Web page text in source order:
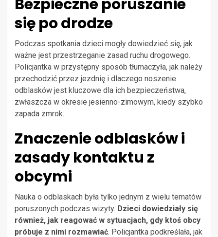
Bezpieczne poruszanie
się po drodze
Podczas spotkania dzieci mogły dowiedzieć się, jak
ważne jest przestrzeganie zasad ruchu drogowego.
Policjantka w przystępny sposób tłumaczyła, jak należy
przechodzić przez jezdnię i dlaczego noszenie
odblasków jest kluczowe dla ich bezpieczeństwa,
zwłaszcza w okresie jesienno-zimowym, kiedy szybko
zapada zmrok.
Znaczenie odblasków i
zasady kontaktu z
obcymi
Nauka o odblaskach była tylko jednym z wielu tematów
poruszonych podczas wizyty. Dzieci dowiedziały się
również, jak reagować w sytuacjach, gdy ktoś obcy
próbuje z nimi rozmawiać. Policjantka podkreślała, jak